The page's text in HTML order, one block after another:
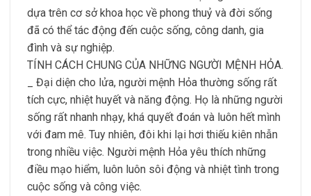
dựa trên cơ sở khoa học về phong thuỷ và đời sống
đã có thể tác động đến cuộc sống, công danh, gia
đình và sự nghiệp.
TÍNH CÁCH CHUNG CỦA NHỮNG NGƯỜI MỆNH HỎA.
_ Đại diện cho lửa, người mệnh Hỏa thường sống rất
tích cực, nhiệt huyết và năng động. Họ là những người
sống rất nhanh nhạy, khá quyết đoán và luôn hết mình
với đam mê. Tuy nhiên, đôi khi lại hơi thiếu kiên nhẫn
trong nhiều việc. Người mệnh Hỏa yêu thích những
điều mạo hiểm, luôn luôn sôi động và nhiệt tình trong
cuộc sống và công việc.